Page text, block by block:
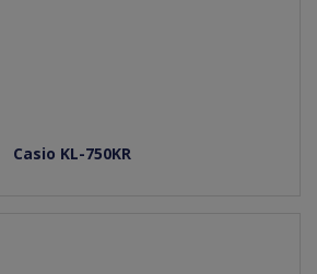
Casio KL-750KR